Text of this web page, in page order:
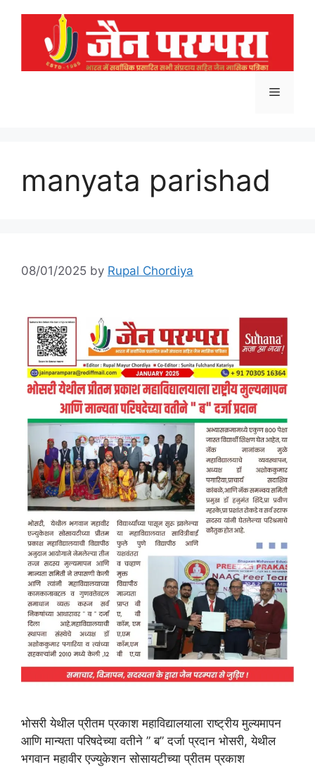
Menu
manyata parishad
08/01/2025 by Rupal Chordiya
भोसरी येथील प्रीतम प्रकाश महाविद्यालयाला राष्ट्रीय मुल्यमापन
आणि मान्यता परिषदेच्या वतीने ” ब” दर्जा प्रदान भोसरी, येथील
भगवान महावीर एज्युकेशन सोसायटीच्या प्रीतम प्रकाश